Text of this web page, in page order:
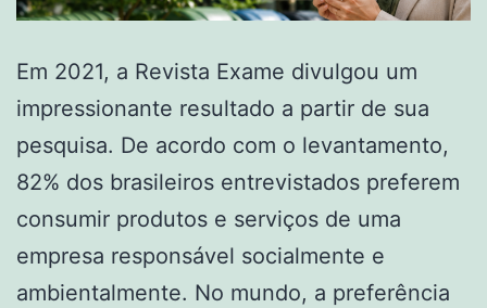
Em 2021, a Revista Exame divulgou um
impressionante resultado a partir de sua
pesquisa. De acordo com o levantamento,
82% dos brasileiros entrevistados preferem
consumir produtos e serviços de uma
empresa responsável socialmente e
ambientalmente. No mundo, a preferência